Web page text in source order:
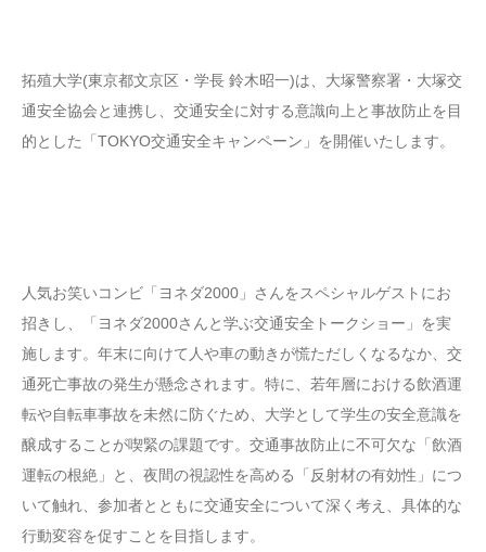
拓殖大学(東京都文京区・学長 鈴木昭一)は、大塚警察署・大塚交
通安全協会と連携し、交通安全に対する意識向上と事故防止を目
的とした「TOKYO交通安全キャンペーン」を開催いたします。
人気お笑いコンビ「ヨネダ2000」さんをスペシャルゲストにお
招きし、「ヨネダ2000さんと学ぶ交通安全トークショー」を実
施します。年末に向けて人や車の動きが慌ただしくなるなか、交
通死亡事故の発生が懸念されます。特に、若年層における飲酒運
転や自転車事故を未然に防ぐため、大学として学生の安全意識を
醸成することが喫緊の課題です。交通事故防止に不可欠な「飲酒
運転の根絶」と、夜間の視認性を高める「反射材の有効性」につ
いて触れ、参加者とともに交通安全について深く考え、具体的な
行動変容を促すことを目指します。